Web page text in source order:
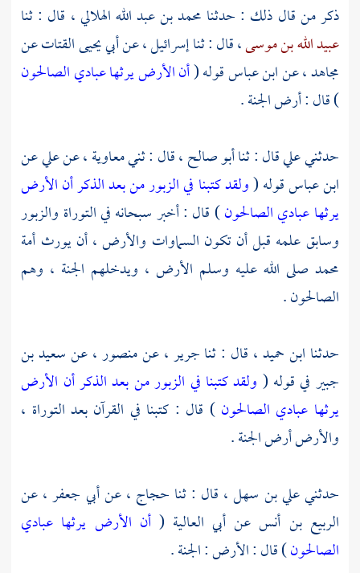
ذكر من قال ذلك : حدثنا محمد بن عبد الله الهلالي، قال : ثنا
عبيد الله بن موسى، قال : ثناإسرائيل، عنأبي يحيى القتاتعن
مجاهد، عنابن عباسقوله (أن الأرض يرثها عبادي الصالحون
) قال : أرض الجنة .
حدثنيعليقال : ثناأبو صالح، قال : ثنيمعاوية، عنعليعن
ابن عباسقوله (ولقد كتبنا في الزبور من بعد الذكر أن الأرض
يرثها عبادي الصالحون) قال : أخبر سبحانه في التوراة والزبور
وسابق علمه قبل أن تكون السماوات والأرض ، أن يورث أمة
محمد صلى الله عليه وسلم الأرض ، ويدخلهم الجنة ، وهم
الصالحون .
حدثنا ابن حميد، قال : ثناجرير، عنمنصور، عنسعيد بن
جبير في قوله ( ولقد كتبنا في الزبور من بعد الذكر أن الأرض
يرثها عبادي الصالحون) قال : كتبنا في القرآن بعد التوراة ،
والأرض أرض الجنة .
حدثنيعلي بن سهل، قال : ثنا حجاج ، عنأبي جعفر، عن
الربيع بن أنس عن أبي العالية (أن الأرض يرثها عبادي
الصالحون) قال : الأرض : الجنة .